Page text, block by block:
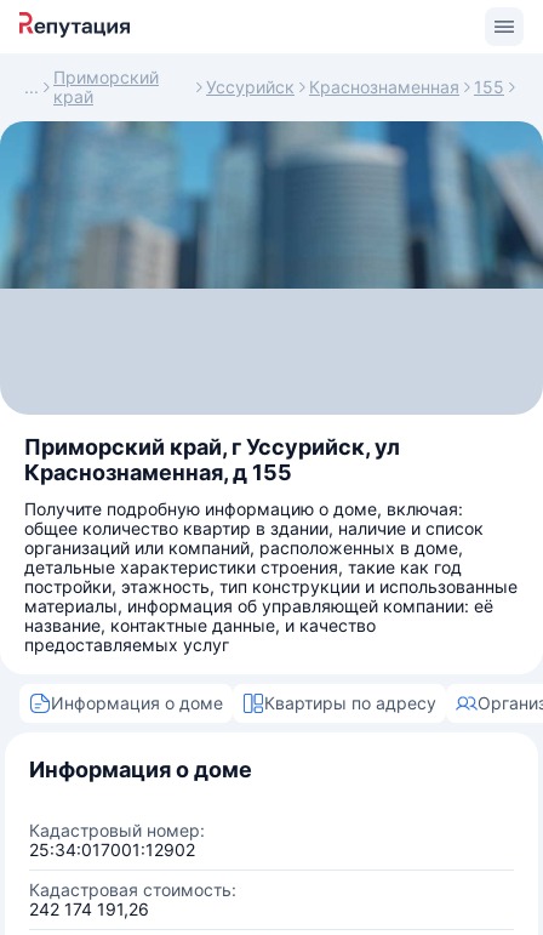
Приморский
край
Уссурийск Краснознаменная 155
Приморский край, г Уссурийск, ул
Краснознаменная, д 155
Получите подробную информацию о доме, включая:
общее количество квартир в здании, наличие и список
организаций или компаний, расположенных в доме,
детальные характеристики строения, такие как год
постройки, этажность, тип конструкции и использованные
материалы, информация об управляющей компании: её
название, контактные данные, и качество
предоставляемых услуг
Информация о доме Квартиры по адресу
Информация о доме
Кадастровый номер:
25:34:017001:12902
Кадастровая стоимость:
242 174 191,26